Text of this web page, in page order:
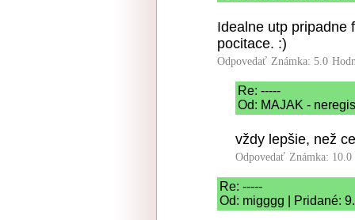
Idealne utp pripadne
pocitace. :)
Odpovedať Známka: 5.0
Re: -----
Od: MAJAK -
vždy lepšie, než
Odpovedať Známka: 10.0
Re: -----
Od: migggg | Pridané: